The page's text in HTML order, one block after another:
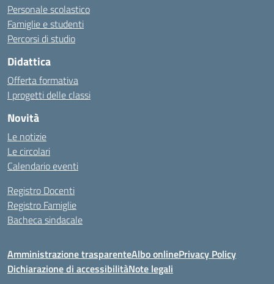
Personale scolastico
Famiglie e studenti
Percorsi di studio
Didattica
Offerta formativa
I progetti delle classi
Novità
Le notizie
Le circolari
Calendario eventi
Registro Docenti
Registro Famiglie
Bacheca sindacale
Amministrazione trasparenteAlbo onlinePrivacy Policy
Dichiarazione di accessibilitàNote legali